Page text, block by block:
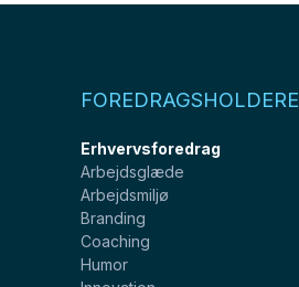
FOREDRAGSHOLDERE
Erhvervsforedrag
Arbejdsglæde
Arbejdsmiljø
Branding
Coaching
Humor